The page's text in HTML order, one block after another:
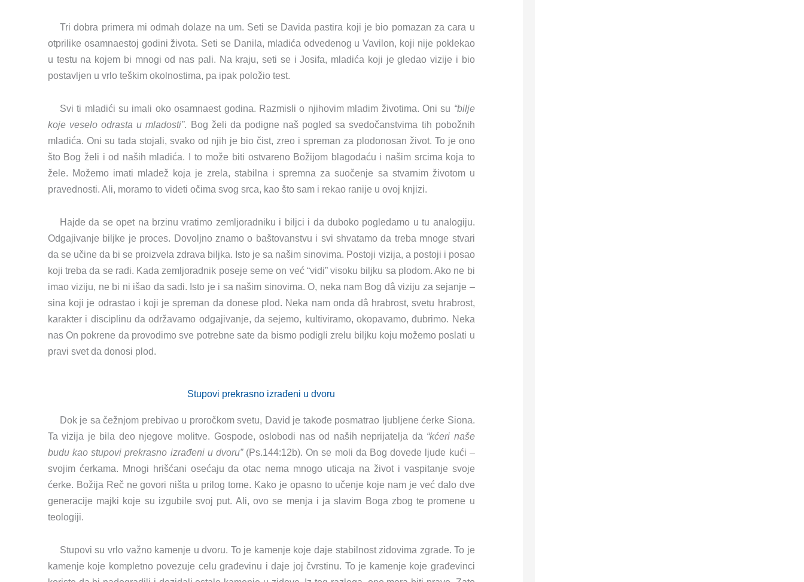
Tri dobra primera mi odmah dolaze na um. Seti se Davida pastira koji je bio pomazan za cara u
otprilike osamnaestoj godini života. Seti se Danila, mladića odvedenog u Vavilon, koji nije poklekao
u testu na kojem bi mnogi od nas pali. Na kraju, seti se i Josifa, mladića koji je gledao vizije i bio
postavljen u vrlo teškim okolnostima, pa ipak položio test.
Svi ti mladići su imali oko osamnaest godina. Razmisli o njihovim mladim životima. Oni su “bilje
koje veselo odrasta u mladosti”. Bog želi da podigne naš pogled sa svedočanstvima tih pobožnih
mladića. Oni su tada stojali, svako od njih je bio čist, zreo i spreman za plodonosan život. To je ono
što Bog želi i od naših mladića. I to može biti ostvareno Božijom blagodaću i našim srcima koja to
žele. Možemo imati mladež koja je zrela, stabilna i spremna za suočenje sa stvarnim životom u
pravednosti. Ali, moramo to videti očima svog srca, kao što sam i rekao ranije u ovoj knjizi.
Hajde da se opet na brzinu vratimo zemljoradniku i biljci i da duboko pogledamo u tu analogiju.
Odgajivanje biljke je proces. Dovoljno znamo o baštovanstvu i svi shvatamo da treba mnoge stvari
da se učine da bi se proizvela zdrava biljka. Isto je sa našim sinovima. Postoji vizija, a postoji i posao
koji treba da se radi. Kada zemljoradnik poseje seme on već “vidi” visoku biljku sa plodom. Ako ne bi
imao viziju, ne bi ni išao da sadi. Isto je i sa našim sinovima. O, neka nam Bog dâ viziju za sejanje –
sina koji je odrastao i koji je spreman da donese plod. Neka nam onda dâ hrabrost, svetu hrabrost,
karakter i disciplinu da održavamo odgajivanje, da sejemo, kultiviramo, okopavamo, đubrimo. Neka
nas On pokrene da provodimo sve potrebne sate da bismo podigli zrelu biljku koju možemo poslati u
pravi svet da donosi plod.
Stupovi prekrasno izrađeni u dvoru
Dok je sa čežnjom prebivao u proročkom svetu, David je takođe posmatrao ljubljene ćerke Siona.
Ta vizija je bila deo njegove molitve. Gospode, oslobodi nas od naših neprijatelja da “kćeri naše
budu kao stupovi prekrasno izrađeni u dvoru”(Ps.144:12b). On se moli da Bog dovede ljude kući –
svojim ćerkama. Mnogi hrišćani osećaju da otac nema mnogo uticaja na život i vaspitanje svoje
ćerke. Božija Reč ne govori ništa u prilog tome. Kako je opasno to učenje koje nam je već dalo dve
generacije majki koje su izgubile svoj put. Ali, ovo se menja i ja slavim Boga zbog te promene u
teologiji.
Stupovi su vrlo važno kamenje u dvoru. To je kamenje koje daje stabilnost zidovima zgrade. To je
kamenje koje kompletno povezuje celu građevinu i daje joj čvrstinu. To je kamenje koje građevinci